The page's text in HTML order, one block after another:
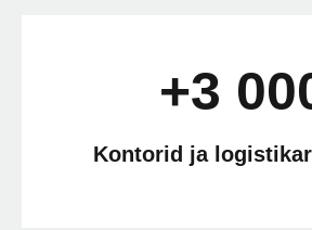
+3
Kontorid ja